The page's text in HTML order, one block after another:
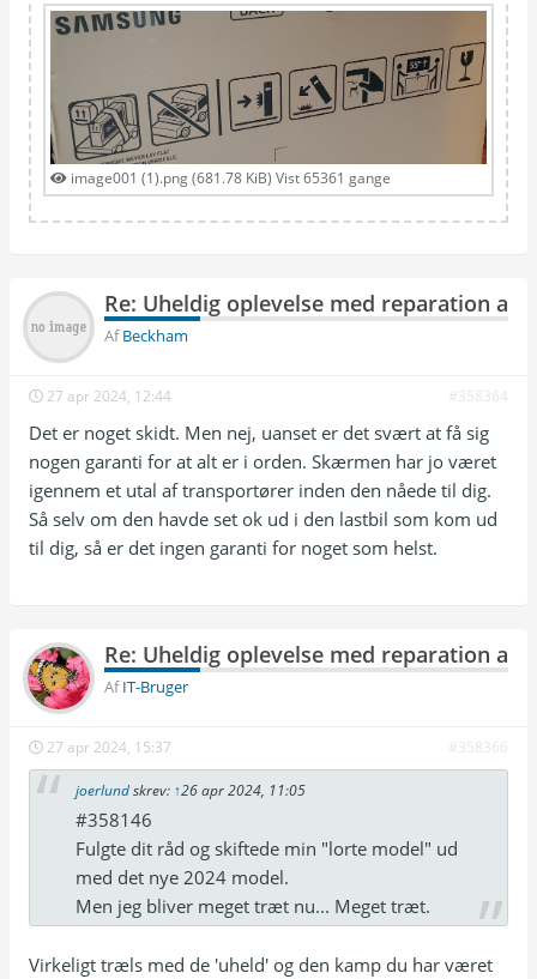
image001 (1).png (681.78 KiB) Vist 65361 gange
Re: Uheldig oplevelse med reparation af
AfBeckham
27 apr 2024, 12:44 #358364
Det er noget skidt. Men nej, uanset er det svært at få sig
nogen garanti for at alt er i orden. Skærmen har jo været
igennem et utal af transportører inden den nåede til dig.
Så selv om den havde set ok ud i den lastbil som kom ud
til dig, så er det ingen garanti for noget som helst.
Re: Uheldig oplevelse med reparation af
AfIT-Bruger
27 apr 2024, 15:37 #358366
joerlundskrev: ↑26 apr 2024, 11:05
#358146
Fulgte dit råd og skiftede min "lorte model" ud
med det nye 2024 model.
Men jeg bliver meget træt nu... Meget træt.
Virkeligt træls med de 'uheld' og den kamp du har været